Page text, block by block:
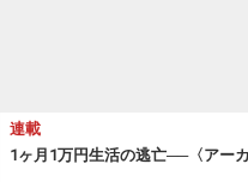
連載
1ヶ月1万円生活の逃亡──〈アー